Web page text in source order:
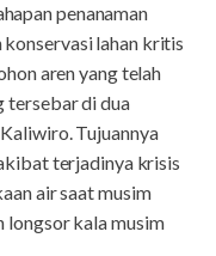
penanaman
lahan kritis
aren yang telah
tersebar di dua
Tujuannya
terjadinya krisis
air saat musim
longsor kala musim